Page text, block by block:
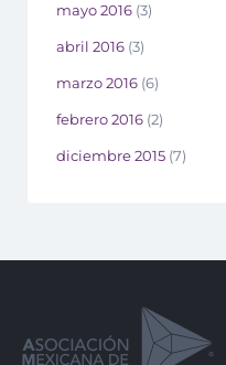
mayo 2016 (3)
abril 2016 (3)
marzo 2016 (6)
febrero 2016 (2)
diciembre 2015 (7)